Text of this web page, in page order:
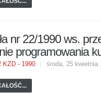
nr 22/1990 ws.
programowania
KZD - 1990 środa, 25 kwietnia